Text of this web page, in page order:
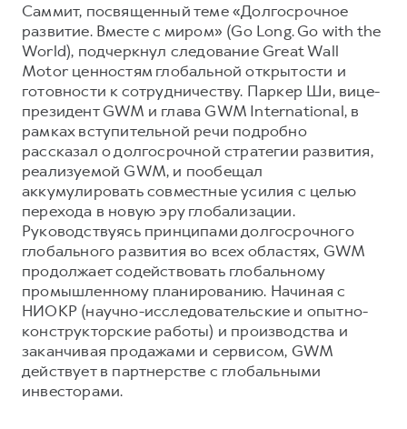
DARGO
от 3 199 000 ₽ от 3 499 000 ₽
от 2 899 000 ₽
F7X
от 3 599 000 ₽
POER
от 3 449 000 ₽
Тест-драйв
Трейд-ин
КРЕДИТ И СТРАХОВАНИЕ
Кредитный калькулятор
Страхование
Кредит
КОРПОРАТИВНЫМ КЛИЕНТАМ
Для малого бизнеса
Корпоративным клиентам
Крупным корпоративным клиентам
Система управления автопарком GWM Fleet
Сервис для корпоративных клиентов
СЕРВИСНОЕ ОБСЛУЖИВАНИЕ
Нулевое ТО
Программа «Помощь на дороге»
Регламенты технического обслуживания
Электронный ПТС
ПОДДЕРЖКА
GWM Безопасность
Гарантия HAVAL
Мобильное приложение GWM
Программа «HAVAL Защита+»
Руководства по эксплуатации
Подписки
О дилере
Контакты
Саммит, посвященный теме «Долгосрочное
развитие. Вместе с миром» (Go Long. Go with the
World), подчеркнул следование Great Wall
Motor ценностям глобальной открытости и
готовности к сотрудничеству. Паркер Ши, вице-
президент GWM и глава GWM International, в
рамках вступительной речи подробно
рассказал о долгосрочной стратегии развития,
реализуемой GWM, и пообещал
аккумулировать совместные усилия с целью
перехода в новую эру глобализации.
Руководствуясь принципами долгосрочного
глобального развития во всех областях, GWM
продолжает содействовать глобальному
промышленному планированию. Начиная с
НИОКР (научно-исследовательские и опытно-
конструкторские работы) и производства и
заканчивая продажами и сервисом, GWM
действует в партнерстве с глобальными
инвесторами.